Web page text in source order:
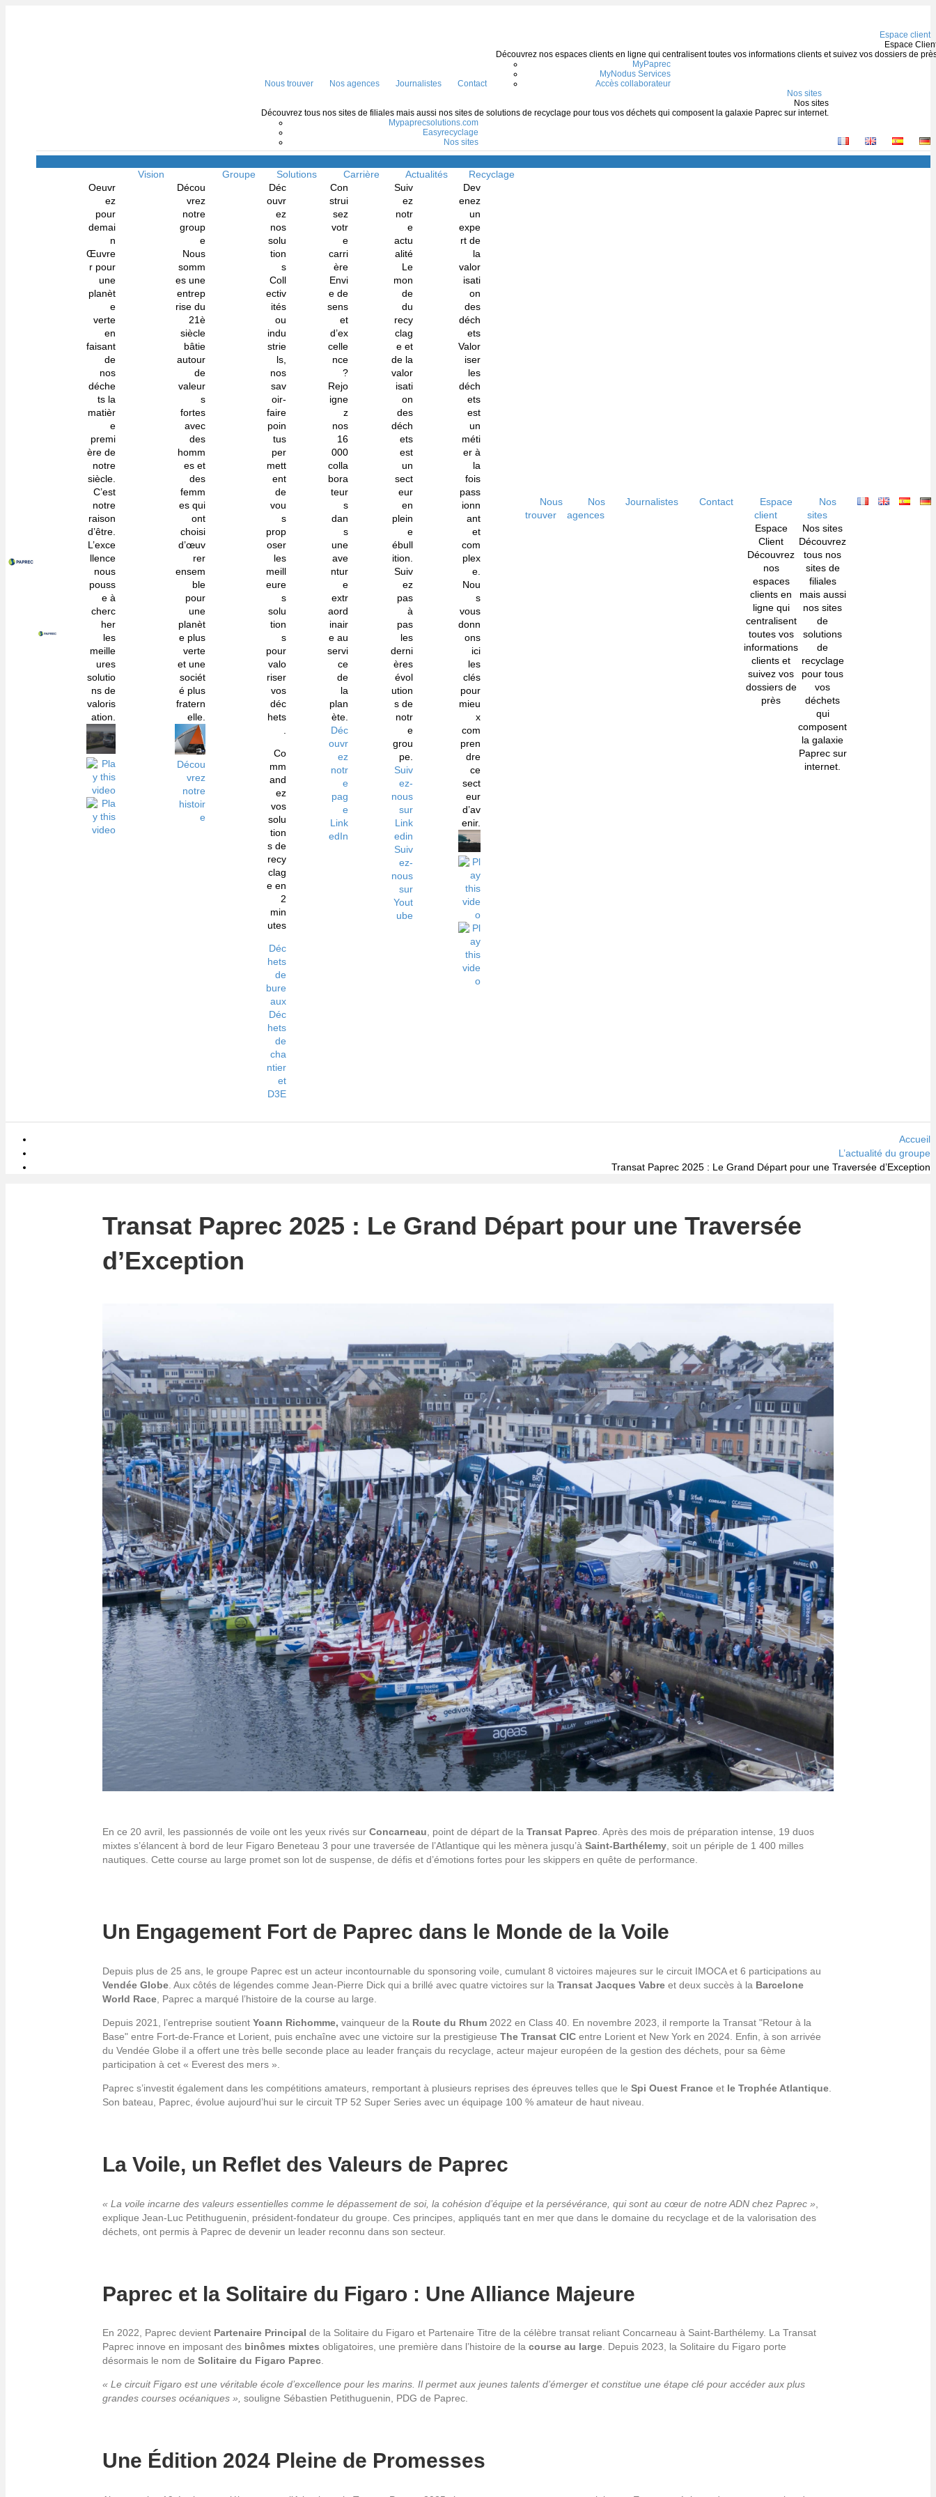
Nous trouver Nos agences Journalistes Contact
Espace client
Espace
Découvrez nos espaces clients en ligne qui centralisent toutes vos informations clients et suivez vos dossiers de
MyPaprec
MyNodus Services
Accès collaborateur
Nos sites
Nos sites
Découvrez tous nos sites de filiales mais aussi nos sites de solutions de recyclage pour tous vos déchets qui composent la galaxie Paprec sur internet.
Mypaprecsolutions.com
Easyrecyclage
Nos sites
Menu
Vision
Oeuvr
ez
pour
demai
n
Œuvre
r pour
une
planèt
e
verte
en
faisant
de
nos
déche
ts la
matièr
e
premi
ère de
notre
siècle.
C’est
notre
raison
d’être.
L’exce
llence
nous
pouss
e à
cherc
her
les
meille
ures
solutio
ns de
valoris
ation.
Groupe
Décou
vrez
notre
group
e
Nous
somm
es une
entrep
rise du
21è
siècle
bâtie
autour
de
valeur
s
fortes
avec
des
homm
es et
des
femm
es qui
ont
choisi
d’œuv
rer
ensem
ble
pour
une
planèt
e plus
verte
et une
sociét
é plus
fratern
elle.
Décou
vrez
notre
histoir
e
Solutions
Déc
ouvr
ez
nos
solu
tion
s
Coll
ectiv
ités
ou
indu
strie
ls,
nos
sav
oir-
faire
poin
tus
per
mett
ent
de
vou
s
prop
oser
les
meill
eure
s
solu
tion
s
pour
valo
riser
vos
déc
hets
Co
mm
and
ez
vos
solu
tion
s de
recy
clag
e en
2
min
utes
Déc
hets
de
bure
aux
Déc
hets
de
cha
ntier
et
D3E
Carrière
Con
strui
sez
votr
e
carri
ère
Envi
e de
sens
et
d’ex
celle
nce
?
Rejo
igne
z
nos
16
000
colla
bora
teur
s
dan
s
une
ave
ntur
e
extr
aord
inair
e au
servi
ce
de
la
plan
ète.
Déc
ouvr
ez
notr
e
pag
e
Link
edIn
Actualités
Suiv
ez
notr
e
actu
alité
Le
mon
de
du
recy
clag
e et
de la
valor
isati
on
des
déch
ets
est
un
sect
eur
en
plein
e
ébull
ition.
Suiv
ez
pas
à
pas
les
derni
ères
évol
ution
s de
notr
e
grou
pe.
Suiv
ez-
nous
sur
Link
edin
Suiv
ez-
nous
sur
Yout
ube
Recyclage
Dev
enez
un
expe
rt de
la
valor
isati
on
des
déch
ets
Valor
iser
les
déch
ets
est
un
méti
er à
la
fois
pass
ionn
ant
et
com
plex
e.
Nou
s
vous
donn
ons
ici
les
clés
pour
mieu
x
com
pren
dre
ce
sect
eur
d’av
enir.
Nous
trouver
Nos
agences
Journalistes Contact
Espace
client
Espace
Client
Découvrez
nos
espaces
clients en
ligne qui
centralisent
toutes vos
informations
clients et
suivez vos
dossiers de
près
Nos
sites
Nos sites
Découvrez
tous nos
sites de
filiales
mais aussi
nos sites
de
solutions
de
recyclage
pour tous
vos
déchets
qui
composent
la galaxie
Paprec sur
internet.
Accueil
L’actualité du groupe
Transat Paprec 2025 : Le Grand Départ pour une Traversée d’Exception
Transat Paprec 2025 : Le Grand Départ pour une Traversée
d’Exception
En ce 20 avril, les passionnés de voile ont les yeux rivés sur Concarneau , point de départ de la Transat Paprec . Après des mois de préparation intense, 19 duos
mixtes s’élancent à bord de leur Figaro Beneteau 3 pour une traversée de l’Atlantique qui les mènera jusqu’à Saint-Barthélemy , soit un périple de 1 400 milles
nautiques. Cette course au large promet son lot de suspense, de défis et d’émotions fortes pour les skippers en quête de performance.
Un Engagement Fort de Paprec dans le Monde de la Voile
Depuis plus de 25 ans, le groupe Paprec est un acteur incontournable du sponsoring voile, cumulant 8 victoires majeures sur le circuit IMOCA et 6 participations au
Vendée Globe . Aux côtés de légendes comme Jean-Pierre Dick qui a brillé avec quatre victoires sur la Transat Jacques Vabre et deux succès à la Barcelone
World Race , Paprec a marqué l’histoire de la course au large.
Depuis 2021, l’entreprise soutient Yoann Richomme, vainqueur de la Route du Rhum 2022 en Class 40. En novembre 2023, il remporte la Transat "Retour à la
Base" entre Fort-de-France et Lorient, puis enchaîne avec une victoire sur la prestigieuse The Transat CIC entre Lorient et New York en 2024. Enfin, à son arrivée
du Vendée Globe il a offert une très belle seconde place au leader français du recyclage, acteur majeur européen de la gestion des déchets, pour sa 6ème
participation à cet « Everest des mers ».
Paprec s’investit également dans les compétitions amateurs, remportant à plusieurs reprises des épreuves telles que le Spi Ouest France et le Trophée Atlantique
Son bateau, Paprec, évolue aujourd’hui sur le circuit TP 52 Super Series avec un équipage 100 % amateur de haut niveau.
La Voile, un Reflet des Valeurs de Paprec
« La voile incarne des valeurs essentielles comme le dépassement de soi, la cohésion d’équipe et la persévérance, qui sont au cœur de notre ADN chez Paprec »
explique Jean-Luc Petithuguenin, président-fondateur du groupe. Ces principes, appliqués tant en mer que dans le domaine du recyclage et de la valorisation des
déchets, ont permis à Paprec de devenir un leader reconnu dans son secteur.
Paprec et la Solitaire du Figaro : Une Alliance Majeure
En 2022, Paprec devient Partenaire Principal de la Solitaire du Figaro et Partenaire Titre de la célèbre transat reliant Concarneau à Saint-Barthélemy. La Transat
Paprec innove en imposant des binômes mixtes obligatoires, une première dans l’histoire de la course au large. Depuis 2023, la Solitaire du Figaro porte
désormais le nom de Solitaire du Figaro Paprec.
« Le circuit Figaro est une véritable école d’excellence pour les marins. Il permet aux jeunes talents d’émerger et constitue une étape clé pour accéder aux plus
grandes courses océaniques », souligne Sébastien Petithuguenin, PDG de Paprec.
Une Édition 2024 Pleine de Promesses